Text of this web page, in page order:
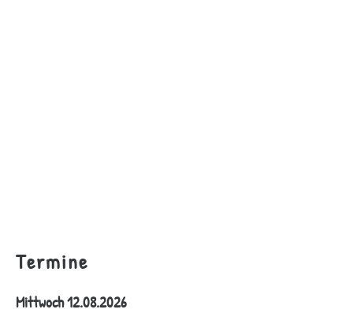
Termine
Mittwoch 12.08.2026